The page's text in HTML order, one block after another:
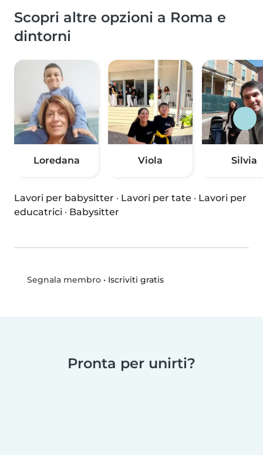
Scopri altre opzioni a Roma e
dintorni
Loredana Viola Silvia
Lavori per babysitter · Lavori per tate · Lavori per
educatrici · Babysitter
Segnala membro• Iscriviti gratis
Pronta per unirti?